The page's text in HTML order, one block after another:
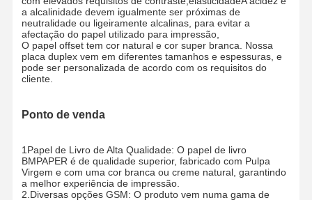
Visita À
Fábrica
Controle De
Qualidade
Contate-Nos Notícias
papelão cinza
a alcalinidade devem igualmente ser próximas de
neutralidade ou ligeiramente alcalinas, para evitar a
afectação do papel utilizado para impressão,
O papel offset tem cor natural e cor super branca. Nossa
placa duplex vem em diferentes tamanhos e espessuras, e
pode ser personalizada de acordo com os requisitos do
cliente.
Ponto de venda
1Papel de Livro de Alta Qualidade: O papel de livro
BMPAPER é de qualidade superior, fabricado com Pulpa
Virgem e com uma cor branca ou creme natural, garantindo
a melhor experiência de impressão.
2.Diversas opções GSM: O produto vem numa gama de